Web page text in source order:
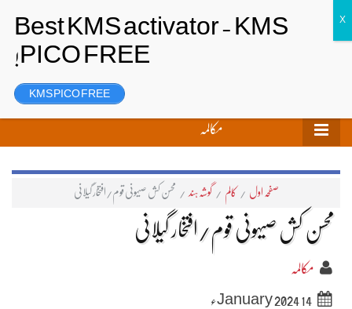
رجسٹر
مکالمہ
صفحہ اول / کالم / گوشہ ہند / محسن کش صیہونی قوم/افتخار گیلانی
محسن کش صیہونی قوم/افتخار گیلانی
مکالمہ
14 January 2024ء
KMS PICO FREE